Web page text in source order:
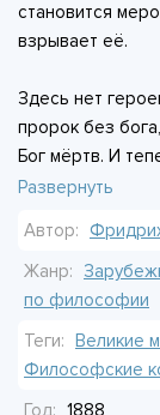
становится
взрывает её.
Здесь нет
пророк без
Бог мёртв. И
силён. Есть
Но главное —
Тот, кто
примет мир без
Это не
Развернуть
Автор:
Жанр:
по философии
Теги: Великие
Философские
Год: 1888